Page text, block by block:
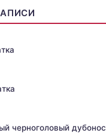
черноголовый дубонос